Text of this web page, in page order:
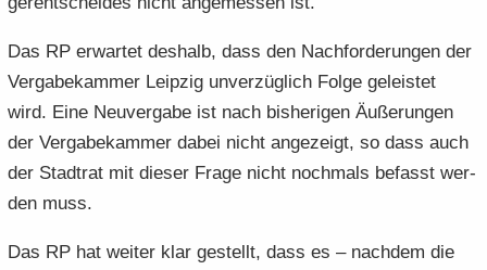
Das RP er­war­tet des­halb, dass den Nach­for­de­run­gen der
Ver­ga­be­kam­mer Leip­zig un­ver­züg­lich Folge ge­leis­tet
wird. Eine Neu­ver­ga­be ist nach bis­he­ri­gen Äu­ße­run­gen
der Ver­ga­be­kam­mer dabei nicht an­ge­zeigt, so dass auch
der Stadt­rat mit die­ser Frage nicht noch­mals be­fasst wer­
den muss.
Das RP hat wei­ter klar ge­stellt, dass es – nach­dem die